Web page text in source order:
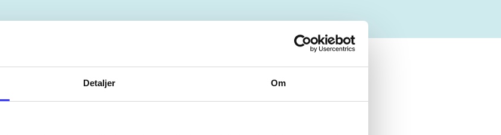
Detaljer Om
Artiklerne i